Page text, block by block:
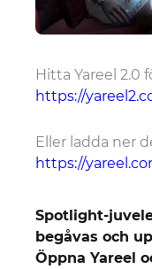
Hitta Yareel 2.0
https://
Eller ladda ner
https://
Spotlight-
begåvas och
Öppna Yareel